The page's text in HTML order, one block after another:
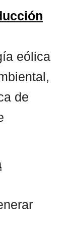
eólica
de